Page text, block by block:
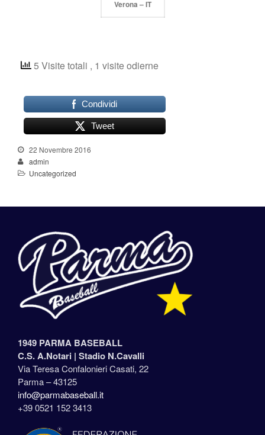
Verona – IT
5 Visite totali , 1 visite odierne
Condividi
Tweet
22 Novembre 2016
admin
Uncategorized
1949 PARMA BASEBALL
C.S. A.Notari | Stadio N.Cavalli
Via Teresa Confalonieri Casati, 22
Parma – 43125
info@parmabaseball.it
+39 0521 152 3413